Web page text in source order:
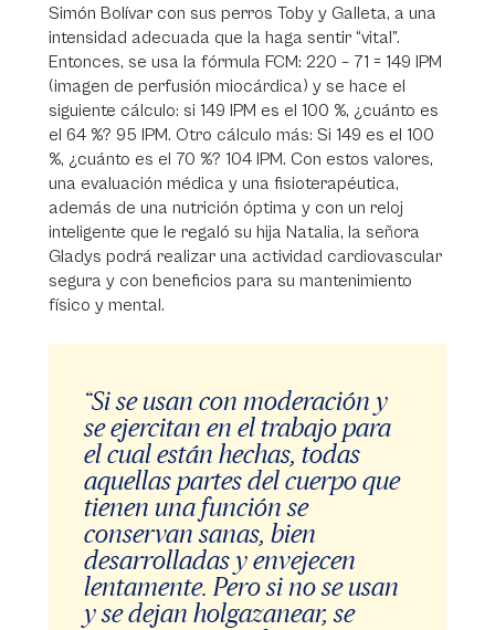
Simón Bolívar con sus perros Toby y Galleta, a una
intensidad adecuada que la haga sentir “vital”.
Entonces, se usa la fórmula FCM: 220 – 71 = 149 IPM
(imagen de perfusión miocárdica) y se hace el
siguiente cálculo: si 149 IPM es el 100 %, ¿cuánto es
el 64 %? 95 IPM. Otro cálculo más: Si 149 es el 100
%, ¿cuánto es el 70 %? 104 IPM. Con estos valores,
una evaluación médica y una fisioterapéutica,
además de una nutrición óptima y con un reloj
inteligente que le regaló su hija Natalia, la señora
Gladys podrá realizar una actividad cardiovascular
segura y con beneficios para su mantenimiento
físico y mental.
“Si se usan con moderación y
se ejercitan en el trabajo para
el cual están hechas, todas
aquellas partes del cuerpo que
tienen una función se
conservan sanas, bien
desarrolladas y envejecen
lentamente. Pero si no se usan
y se dejan holgazanear, se